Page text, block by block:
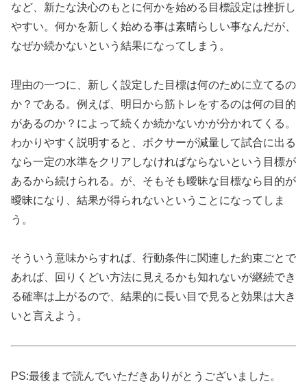
など、新たな決心のもとに何かを始める目標設定は挫折し
やすい。何かを新しく始める事は素晴らしい事なんだが、
なぜか続かないという結果になってしまう。
理由の一つに、新しく設定した目標は何のために立てるの
か？である。例えば、明日から筋トレをするのは何の目的
があるのか？によって続くか続かないかが分かれてくる。
わかりやすく説明すると、ボクサーが減量して試合に出る
なら一定の水準をクリアしなければならないという目標が
あるから続けられる。が、そもそも曖昧な目標なら目的が
曖昧になり、結果が得られないということになってしま
う。
そういう意味からすれば、行動条件に関連した約束ごとで
あれば、回りくどい方法に見えるかも知れないが継続でき
る確率は上がるので、結果的に長い目で見ると効果は大き
いと言えよう。
PS:最後まで読んでいただきありがとうございました。